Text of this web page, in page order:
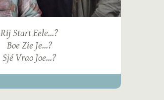
Rij Start Eele...?
Boe Zie Je...?
Sjé Vrao Joe...?